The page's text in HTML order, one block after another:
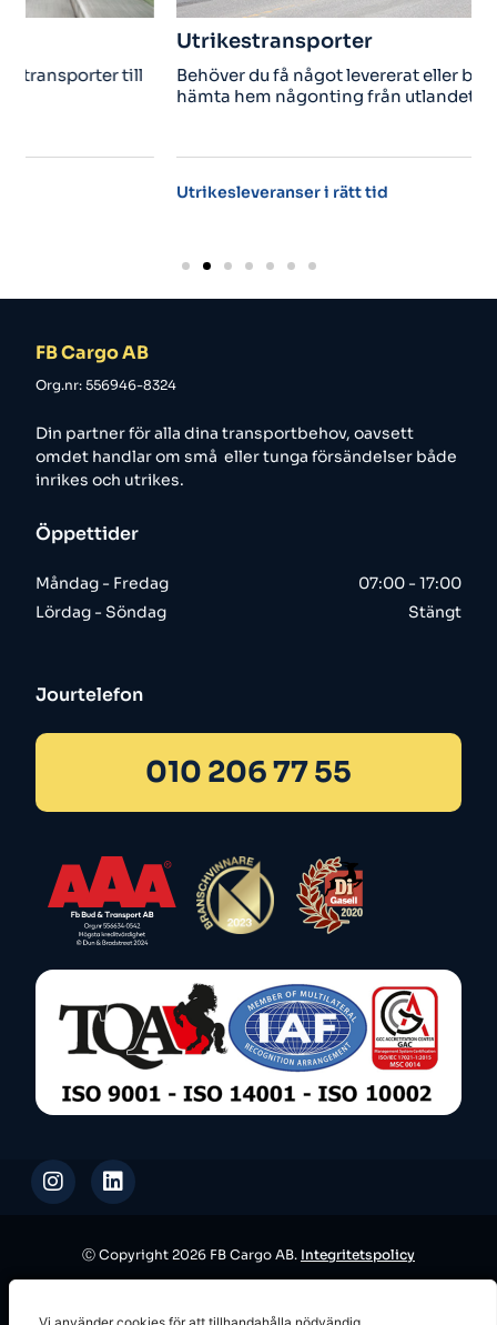
Utrikestransporter
Behöver du få något levererat eller behöver du
hämta hem någonting från utlandet?
Utrikesleveranser i rätt tid
FB Cargo AB
Org.nr: 556946-8324
Din partner för alla dina transportbehov, oavsett
omdet handlar om små eller tunga försändelser både
inrikes och utrikes.
Öppettider
Måndag - Fredag
Lördag - Söndag
07:00 - 17:00
Stängt
Jourtelefon
010 206 77 55
Ⓒ Copyright 2026 FB Cargo AB. Integritetspolicy